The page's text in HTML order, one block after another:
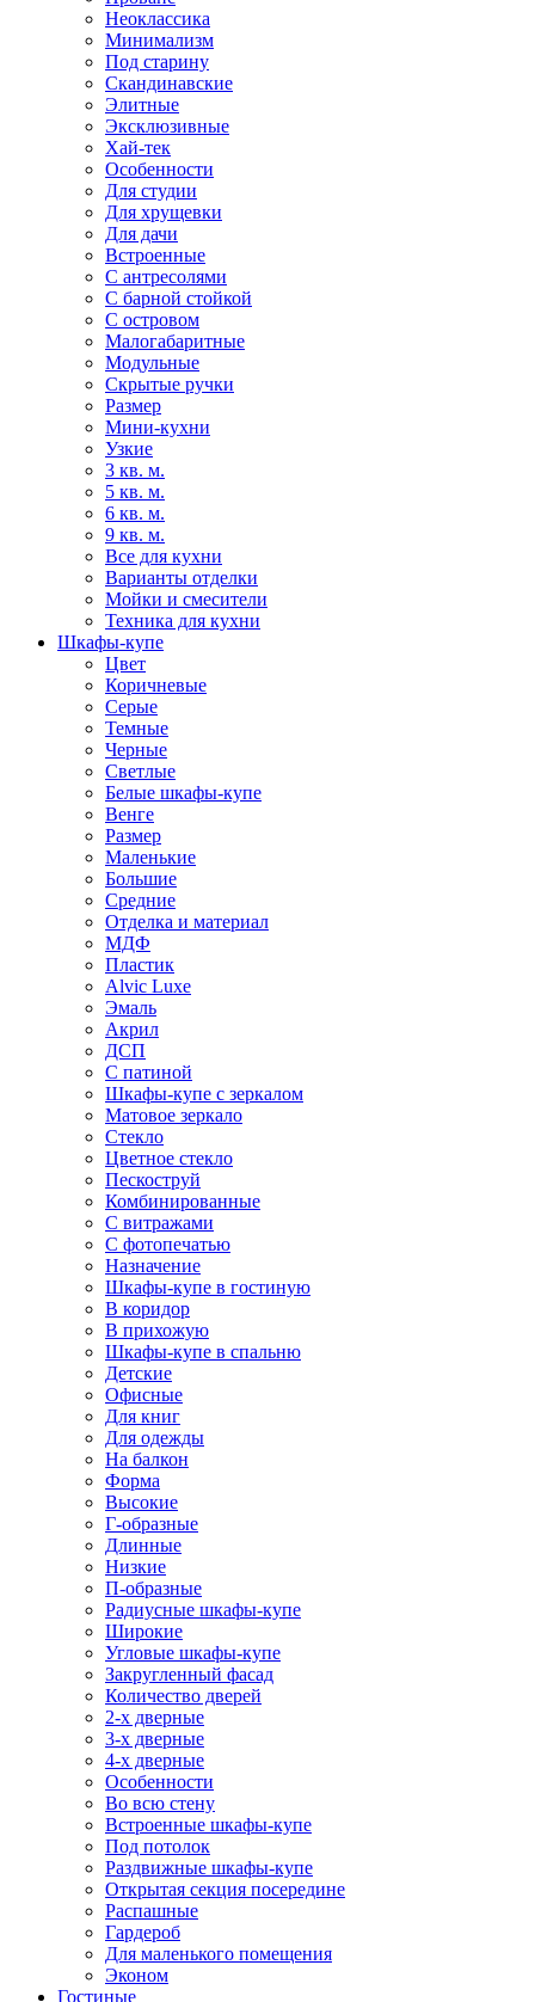
Неоклассика
Минимализм
Под старину
Скандинавские
Элитные
Эксклюзивные
Хай-тек
Особенности
Для студии
Для хрущевки
Для дачи
Встроенные
С антресолями
С барной стойкой
С островом
Малогабаритные
Модульные
Скрытые ручки
Размер
Мини-кухни
Узкие
3 кв. м.
5 кв. м.
6 кв. м.
9 кв. м.
Все для кухни
Варианты отделки
Мойки и смесители
Техника для кухни
Шкафы-купе
Цвет
Коричневые
Серые
Темные
Черные
Светлые
Белые шкафы-купе
Венге
Размер
Маленькие
Большие
Средние
Отделка и материал
МДФ
Пластик
Alvic Luxe
Эмаль
Акрил
ДСП
С патиной
Шкафы-купе с зеркалом
Матовое зеркало
Стекло
Цветное стекло
Пескоструй
Комбинированные
С витражами
С фотопечатью
Назначение
Шкафы-купе в гостиную
В коридор
В прихожую
Шкафы-купе в спальню
Детские
Офисные
Для книг
Для одежды
На балкон
Форма
Высокие
Г-образные
Длинные
Низкие
П-образные
Радиусные шкафы-купе
Широкие
Угловые шкафы-купе
Закругленный фасад
Количество дверей
2-х дверные
3-х дверные
4-х дверные
Особенности
Во всю стену
Встроенные шкафы-купе
Под потолок
Раздвижные шкафы-купе
Открытая секция посередине
Распашные
Гардероб
Для маленького помещения
Эконом
Гостиные